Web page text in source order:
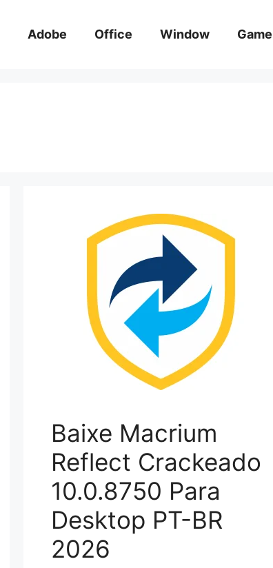
Adobe Office Window Game
Baixe Macrium
Reflect Crackeado
10.0.8750 Para
Desktop PT-BR
2026